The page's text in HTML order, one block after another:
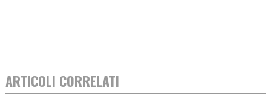
ARTICOLI CORRELATI